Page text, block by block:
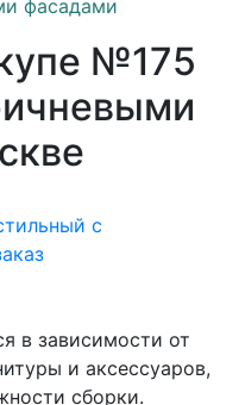
фасадами
№175
в зависимости от
и аксессуаров,
сборки.